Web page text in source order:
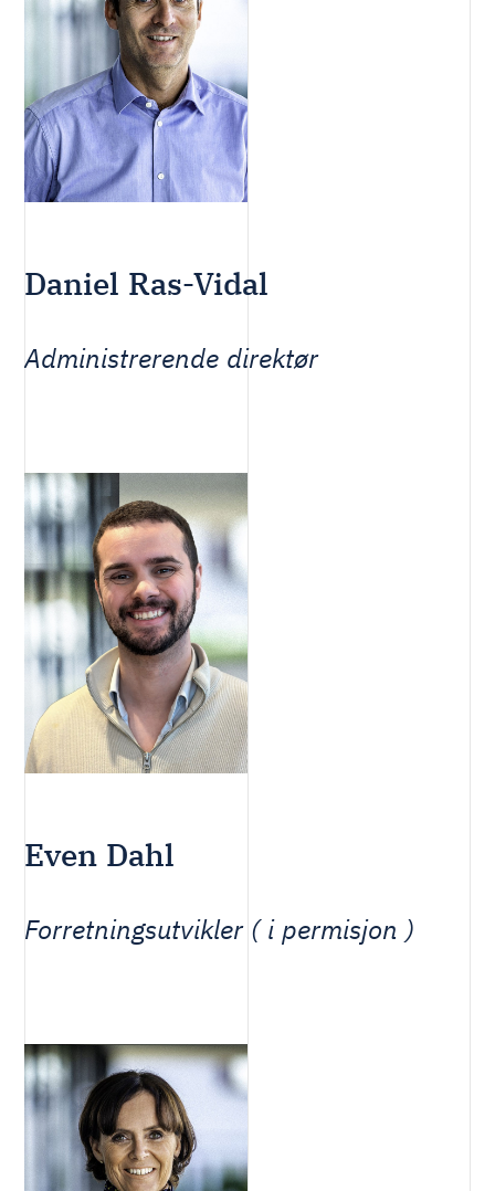
Daniel Ras-Vidal
Administrerende direktør
Even Dahl
Forretningsutvikler ( i permisjon )